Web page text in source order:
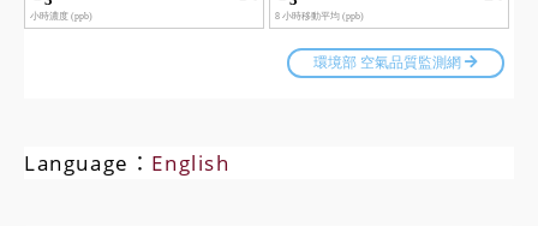
Language： English